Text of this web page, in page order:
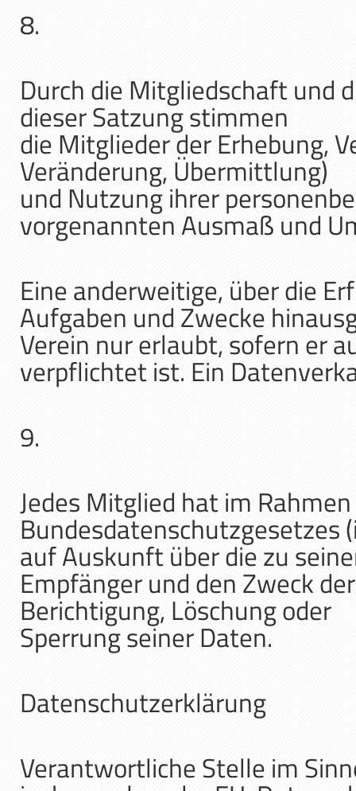
8.
Durch die Mitgliedschaft und
dieser Satzung stimmen
die Mitglieder der Erhebung,
Veränderung, Übermittlung)
und Nutzung ihrer
vorgenannten Ausmaß und
Eine anderweitige, über die
Aufgaben und Zwecke
Verein nur erlaubt, sofern er
verpflichtet ist. Ein
9.
Jedes Mitglied hat im
Bundesdatenschutzgesetzes
auf Auskunft über die zu
Empfänger und den Zweck
Berichtigung, Löschung oder
Sperrung seiner Daten.
Datenschutzerklärung
Verantwortliche Stelle im